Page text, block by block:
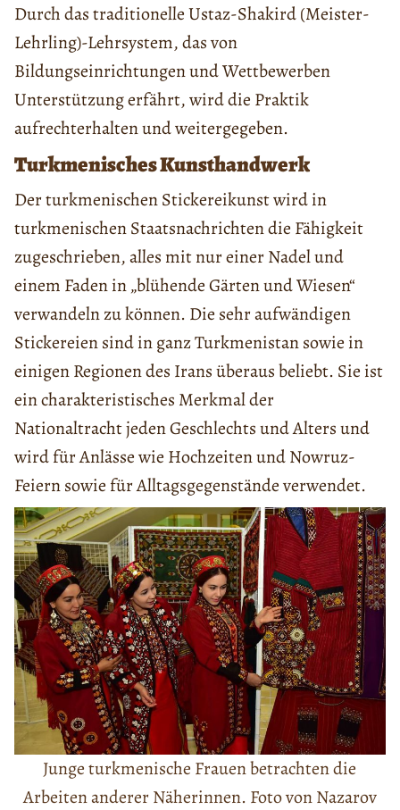
Durch das traditionelle Ustaz-Shakird (Meister-
Lehrling)-Lehrsystem, das von
Bildungseinrichtungen und Wettbewerben
Unterstützung erfährt, wird die Praktik
aufrechterhalten und weitergegeben.
Turkmenisches Kunsthandwerk
Der turkmenischen Stickereikunst wird in
turkmenischen Staatsnachrichten die Fähigkeit
zugeschrieben, alles mit nur einer Nadel und
einem Faden in „blühende Gärten und Wiesen“
verwandeln zu können. Die sehr aufwändigen
Stickereien sind in ganz Turkmenistan sowie in
einigen Regionen des Irans überaus beliebt. Sie ist
ein charakteristisches Merkmal der
Nationaltracht jeden Geschlechts und Alters und
wird für Anlässe wie Hochzeiten und Nowruz-
Feiern sowie für Alltagsgegenstände verwendet.
Junge turkmenische Frauen betrachten die
Arbeiten anderer Näherinnen. Foto von Nazarov